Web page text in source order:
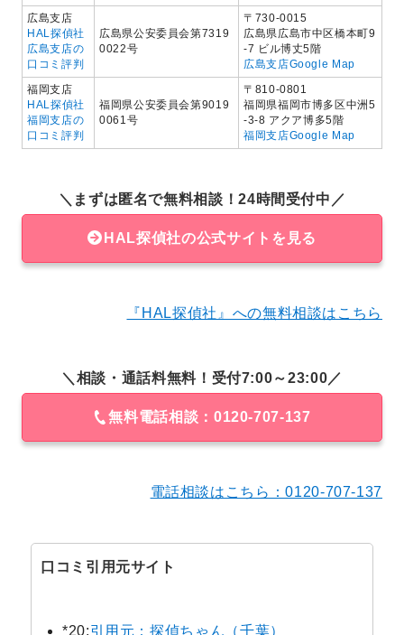
広島支店
HAL探偵社
広島支店の
口コミ評判
広島県公安委員会第7319
0022号
〒730-0015
広島県広島市中区橋本町9
-7 ビル博丈5階
広島支店Google Map
福岡支店
HAL探偵社
福岡支店の
口コミ評判
福岡県公安委員会第9019
0061号
〒810-0801
福岡県福岡市博多区中洲5
-3-8 アクア博多5階
福岡支店Google Map
＼まずは匿名で無料相談！24時間受付中／
HAL探偵社の公式サイトを見る
『HAL探偵社』への無料相談はこちら
＼相談・通話料無料！受付7:00～23:00／
無料電話相談：0120-707-137
電話相談はこちら：0120-707-137
口コミ引用元サイト
*20:引用元：探偵ちゃん（千葉）